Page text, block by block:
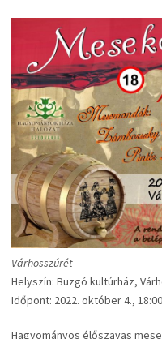
Várhosszúrét
Helyszín: Buzgó kultúrház,
Időpont: 2022. október 4., 18:00
Hagyományos élőszavas